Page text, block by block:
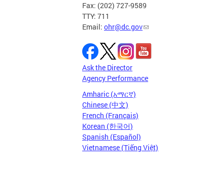
Fax: (202) 727-9589
TTY: 711
Email: ohr@dc.gov
Ask the Director
Agency Performance
Amharic (አማርኛ)
Chinese (中文)
French (Français)
Korean (한국어)
Spanish (Español)
Vietnamese (Tiếng Việt)